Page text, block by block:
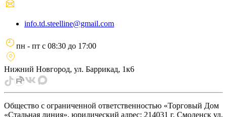
info.td.steelline@gmail.com
пн - пт с 08:30 до 17:00
Нижний Новгород, ул. Баррикад, 1к6
Общество с ограниченной ответственностью «Торговый Дом
«Стальная линия», юридический адрес: 214031 г. Смоленск ул.